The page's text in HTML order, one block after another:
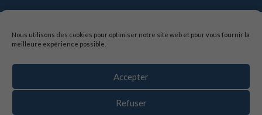
Nous utilisons des cookies pour optimiser notre site web et pour vous fournir la
meilleure expérience possible.
Accepter
Refuser
- Contact Livraison - Suivi de commande
Mentions légales
Conditions générales de vente
La vente d’alcool est interdite aux mineurs de moins de
18 ans, l’abus d’alcool est dangereux pour la santé,